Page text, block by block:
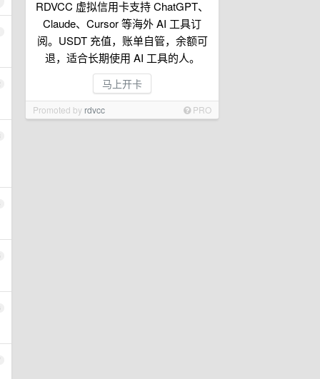
RDVCC 虚拟信用卡支持 ChatGPT、
Claude、Cursor 等海外 AI 工具订
阅。USDT 充值，账单自管，余额可
退，适合长期使用 AI 工具的人。
马上开卡
Promoted by rdvcc PRO